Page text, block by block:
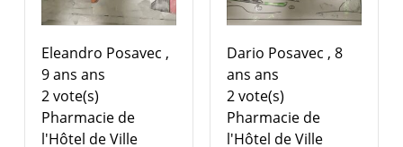
Eleandro Posavec ,
9 ans ans
2 vote(s)
Pharmacie de
l'Hôtel de Ville
Dario Posavec , 8
ans ans
2 vote(s)
Pharmacie de
l'Hôtel de Ville